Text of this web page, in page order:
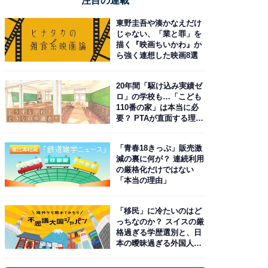
東野圭吾や湊かなえだけ
じゃない、「業と罪」を
描く『映画ちいかわ』か
ら強く連想した映画8選
20年間「駆け込み実績ゼ
ロ」の学校も…「こども
110番の家」は本当に必
要？ PTAが直面する理想
「青春18きっぷ」販売激
減の裏に何が？ 連続利用
の厳格化だけではない
「本当の理由」
「移民」に冷たいのはど
っちなのか？ スイスの厳
格過ぎる学歴選別と、日
本の曖昧過ぎる外国人政